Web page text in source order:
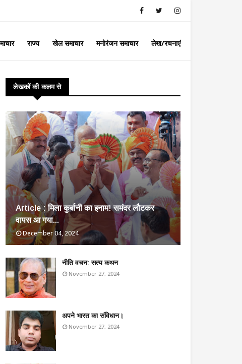
राज्य खेल समाचार मनोरंजन समाचार लेख/रचनाएं
लेखकों की कलम से
Article : मिला कुर्बानी का इनाम! समंदर लौटकर
वापस आ गया...
December 04, 2024
​नीति वचन: सत्य कथन
November 27, 2024
अपने भारत का संविधान।
November 27, 2024